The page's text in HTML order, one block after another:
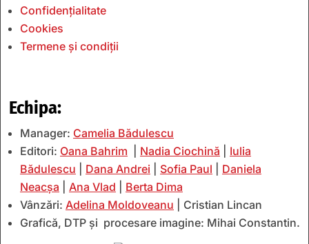
Confidențialitate
Cookies
Termene și condiții
Echipa:
Manager: Camelia Bădulescu
Editori: Oana Bahrim Nadia Ciochină
Iulia
Bădulescu
Dana Andrei Sofia Paul
Daniela
Neacșa
Ana Vlad
Berta Dima
Vânzări: Adelina Moldoveanu | Cristian Lincan
Grafică, DTP și procesare imagine: Mihai Constantin.